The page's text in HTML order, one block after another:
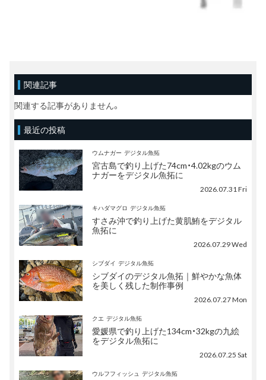
関連記事
関連する記事がありません。
最近の投稿
ウムナガー デジタル魚拓
宮古島で釣り上げた74cm・4.02kgのウム
ナガーをデジタル魚拓に
2026.07.31 Fri
キハダマグロ デジタル魚拓
すさみ沖で釣り上げた黄肌鮪をデジタル
魚拓に
2026.07.29 Wed
シブダイ デジタル魚拓
シブダイのデジタル魚拓｜鮮やかな魚体
を美しく残した制作事例
2026.07.27 Mon
クエ デジタル魚拓
愛媛県で釣り上げた134cm・32kgの九絵
をデジタル魚拓に
2026.07.25 Sat
ウルフフィッシュ デジタル魚拓